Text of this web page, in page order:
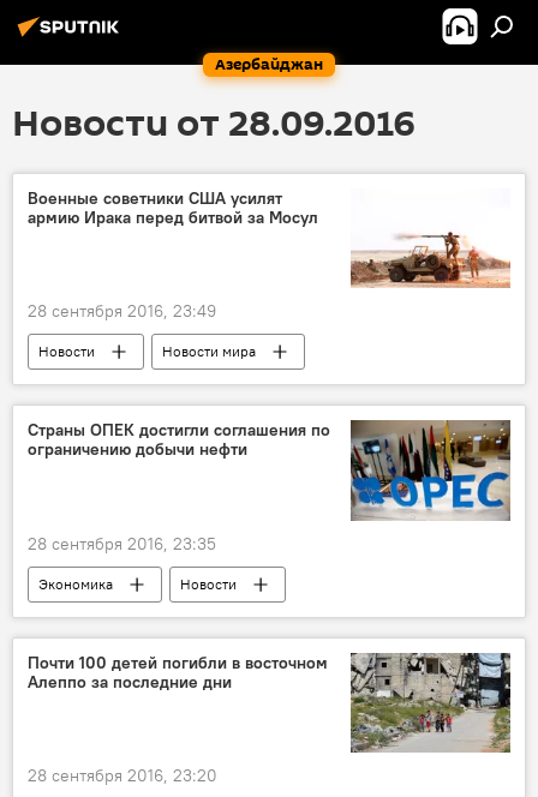
Азербайджан
Новости от 28.09.2016
Военные советники США усилят
армию Ирака перед битвой за Мосул
28 сентября 2016, 23:49
Новости Новости мира
Страны ОПЕК достигли соглашения по
ограничению добычи нефти
28 сентября 2016, 23:35
Экономика
Новости
Новости мира
Почти 100 детей погибли в восточном
Алеппо за последние дни
28 сентября 2016, 23:20